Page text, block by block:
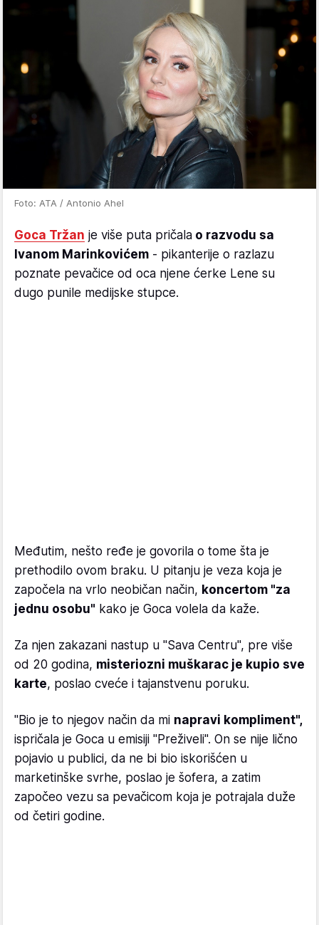
Foto: ATA / Antonio Ahel
Goca Tržan je više puta pričala o razvodu sa
Ivanom Marinkovićem - pikanterije o razlazu
poznate pevačice od oca njene ćerke Lene su
dugo punile medijske stupce.
Međutim, nešto ređe je govorila o tome šta je
prethodilo ovom braku. U pitanju je veza koja je
započela na vrlo neobičan način, koncertom "za
jednu osobu" kako je Goca volela da kaže.
Za njen zakazani nastup u "Sava Centru", pre više
od 20 godina, misteriozni muškarac je kupio sve
karte, poslao cveće i tajanstvenu poruku.
"Bio je to njegov način da mi napravi kompliment",
ispričala je Goca u emisiji "Preživeli". On se nije lično
pojavio u publici, da ne bi bio iskorišćen u
marketinške svrhe, poslao je šofera, a zatim
započeo vezu sa pevačicom koja je potrajala duže
od četiri godine.